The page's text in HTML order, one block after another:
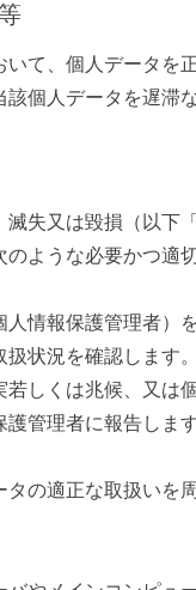
て、個人データを
個人データを遅滞
失又は毀損（以下
ような必要かつ適
情報保護管理者）
状況を確認します。
しくは兆候、又は
管理者に報告します
の適正な取扱いを